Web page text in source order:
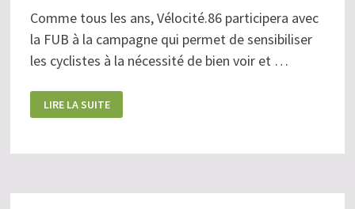
Comme tous les ans, Vélocité.86 participera avec
la FUB à la campagne qui permet de sensibiliser
les cyclistes à la nécessité de bien voir et …
5
NOVEMBRE
LIRE LA SUITE